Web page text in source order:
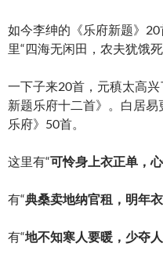
如今李绅的《乐府新题》20
里“四海无闲田，农夫犹饿
一下子来20首，元稹太高
新题乐府十二首》。白居
乐府》50首。
这里有“可怜身上衣正单，
有“典桑卖地纳官租，明年
有“地不知寒人要暖，少夺